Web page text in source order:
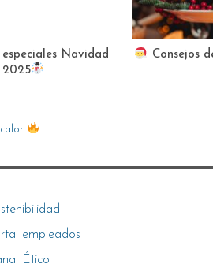
Navidad
2025
Consejos
empleados
Ético